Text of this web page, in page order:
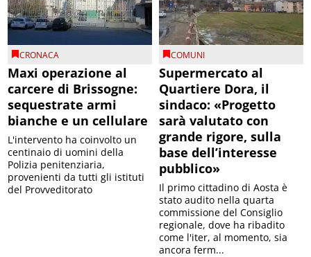
CRONACA
Maxi operazione al
carcere di Brissogne:
sequestrate armi
bianche e un cellulare
L'intervento ha coinvolto un
centinaio di uomini della
Polizia penitenziaria,
provenienti da tutti gli istituti
del Provveditorato
COMUNI
Supermercato al
Quartiere Dora, il
sindaco: «Progetto
sarà valutato con
grande rigore, sulla
base dell’interesse
pubblico»
Il primo cittadino di Aosta è
stato audito nella quarta
commissione del Consiglio
regionale, dove ha ribadito
come l'iter, al momento, sia
ancora ferm...